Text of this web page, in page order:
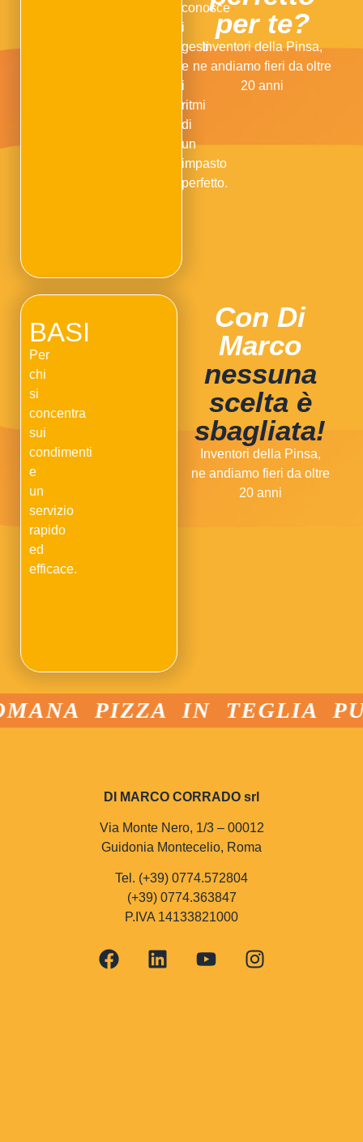
conosce
i
gesti
e
i
ritmi
di
un
impasto
perfetto.
per te?
Inventori della Pinsa,
ne andiamo fieri da oltre
20 anni
Con Di
Marco
nessuna
scelta è
sbagliata!
Inventori della Pinsa,
ne andiamo fieri da oltre
20 anni
BASI
Per
chi
si
concentra
sui
condimenti
e
un
servizio
rapido
ed
efficace.
PIZZA IN TEGLIA
DI MARCO CORRADO srl
Via Monte Nero, 1/3 – 00012
Guidonia Montecelio, Roma
Tel. (+39) 0774.572804
(+39) 0774.363847
P.IVA 14133821000